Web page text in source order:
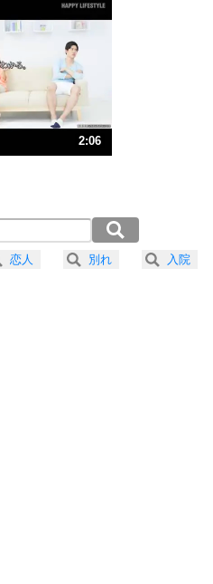
人になる30の方法
なれない原因は、行動しないから。
になる30の方法
とかなるもの。
の方法
は、怒りを優しさで表現する。
2:06
）
恋人 別れ 入院